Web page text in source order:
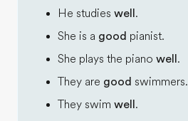
He studies well .
She is a good pianist.
She plays the piano well .
They are good swimmers.
They swim well .